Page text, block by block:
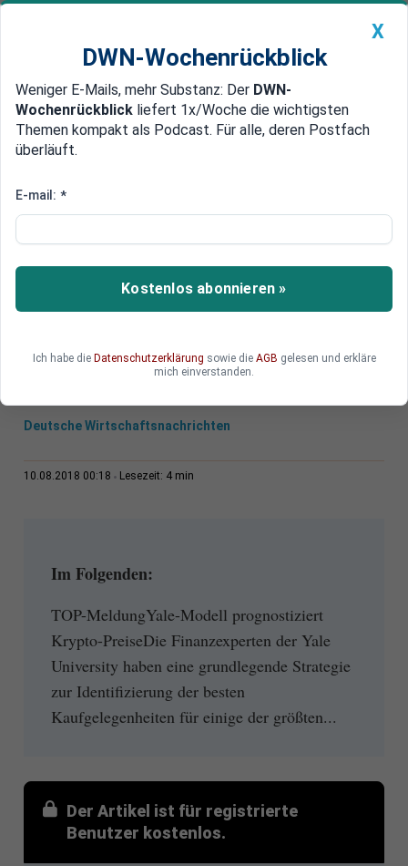
Newsticker MEIN DWN: Geldanlage Premium
Edelmetalle DWN-Magazin China
Krypto-Monitor vom 9. August
Yale entwickelt Modell zur
Vorsage von Krypto-Preisen
Die beiden Yale-Ökonomen haben für mehrere
Deutsche Wirtschaftsnachrichten
10.08.2018 00:18 Lesezeit: 4 min
Im Folgenden:
TOP-MeldungYale-Modell prognostiziert
Krypto-PreiseDie Finanzexperten der Yale
University haben eine grundlegende Strategie
zur Identifizierung der besten
Kaufgelegenheiten für einige der größten...
Der Artikel ist für registrierte
Benutzer kostenlos.
X
DWN-Wochenrückblick
Weniger E-Mails, mehr Substanz: Der DWN-
Wochenrückblick liefert 1x/Woche die wichtigsten
Themen kompakt als Podcast. Für alle, deren Postfach
überläuft.
E-mail: *
Kostenlos abonnieren »
Ich habe die Datenschutzerklärung sowie die AGB gelesen und erkläre
mich einverstanden.